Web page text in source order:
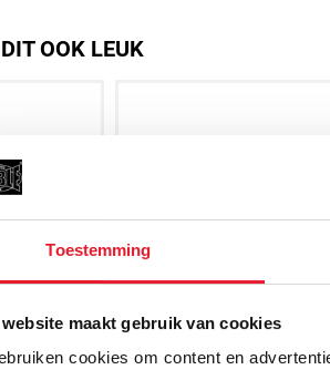
Toestemming
website maakt gebruik van cookies
cookies om content en
OOK LEUK